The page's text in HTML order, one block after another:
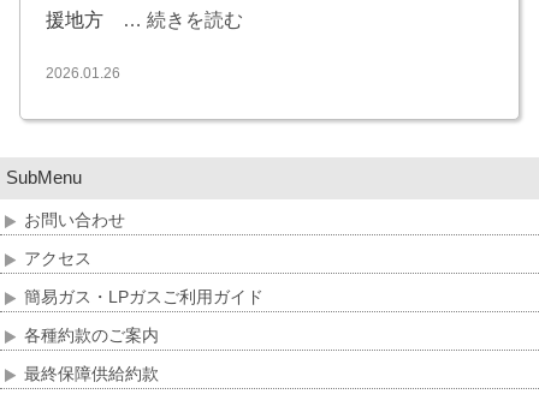
援地方 … 続きを読む
2026.01.26
飯塚ガス株式会社は、政府の「令和７年度電気・ガ
ス料金負担軽減支援事業」実施に伴いお客様の都市
ガス料金
2025.07.15
政府支援による都市ガス料金の値引きに関するお
知らせ
SubMenu
お問い合わせ
アクセス
簡易ガス・LPガスご利用ガイド
各種約款のご案内
最終保障供給約款